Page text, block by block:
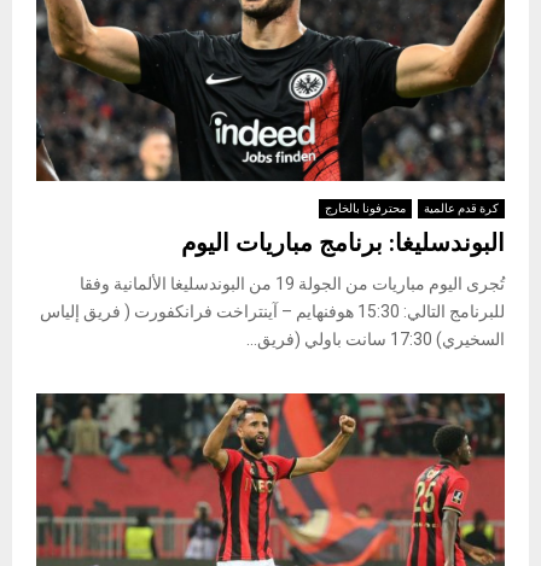
كرة قدم عالمية محترفونا بالخارج
البوندسليغا: برنامج مباريات اليوم
تُجرى اليوم مباريات من الجولة 19 من البوندسليغا الألمانية وفقا
للبرنامج التالي: 15:30 هوفنهايم – آينتراخت فرانكفورت ( فريق إلياس
السخيري) 17:30 سانت باولي (فريق...